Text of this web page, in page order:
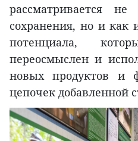
рассматривается
сохранения, но и как
потенциала,
переосмыслен и
новых продуктов и
цепочек добавленной